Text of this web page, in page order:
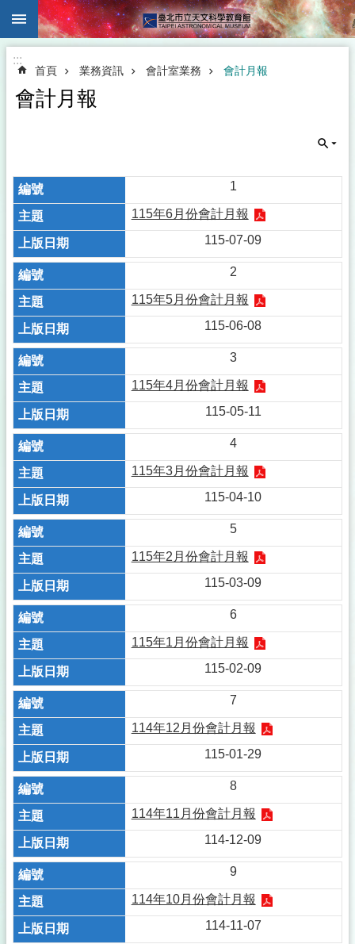
跳到主要內容區塊
:::
首頁 業務資訊 會計室業務 會計月報
會計月報
1
115年6月份會計月報
115-07-09
2
115年5月份會計月報
115-06-08
3
115年4月份會計月報
115-05-11
4
115年3月份會計月報
115-04-10
5
115年2月份會計月報
115-03-09
6
115年1月份會計月報
115-02-09
7
114年12月份會計月報
115-01-29
8
114年11月份會計月報
114-12-09
9
114年10月份會計月報
114-11-07